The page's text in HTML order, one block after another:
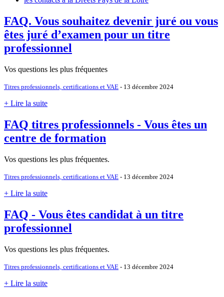
FAQ. Vous souhaitez devenir juré ou vous
êtes juré d’examen pour un titre
professionnel
Vos questions les plus fréquentes
Titres professionnels, certifications et VAE - 13 décembre 2024
+ Lire la suite
FAQ titres professionnels - Vous êtes un
centre de formation
Vos questions les plus fréquentes.
Titres professionnels, certifications et VAE - 13 décembre 2024
+ Lire la suite
FAQ - Vous êtes candidat à un titre
professionnel
Vos questions les plus fréquentes.
Titres professionnels, certifications et VAE - 13 décembre 2024
+ Lire la suite